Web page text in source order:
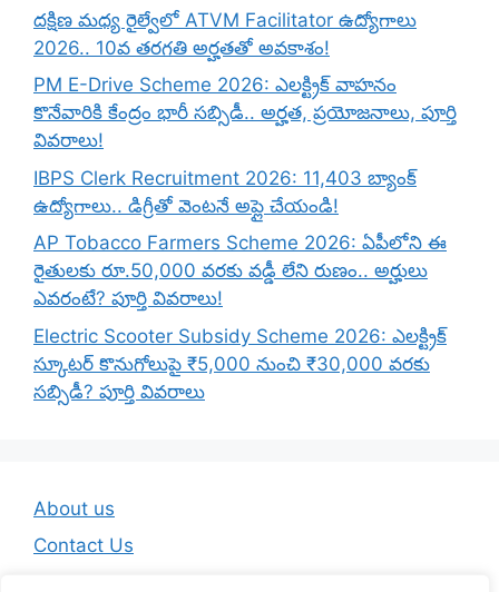
దక్షిణ మధ్య రైల్వేలో ATVM Facilitator ఉద్యోగాలు
2026.. 10వ తరగతి అర్హతతో అవకాశం!
PM E-Drive Scheme 2026: ఎలక్ట్రిక్ వాహనం
కొనేవారికి కేంద్రం భారీ సబ్సిడీ.. అర్హత, ప్రయోజనాలు, పూర్తి
వివరాలు!
IBPS Clerk Recruitment 2026: 11,403 బ్యాంక్
ఉద్యోగాలు.. డిగ్రీతో వెంటనే అప్లై చేయండి!
AP Tobacco Farmers Scheme 2026: ఏపీలోని ఈ
రైతులకు రూ.50,000 వరకు వడ్డీ లేని రుణం.. అర్హులు
ఎవరంటే? పూర్తి వివరాలు!
Electric Scooter Subsidy Scheme 2026: ఎలక్ట్రిక్
స్కూటర్ కొనుగోలుపై ₹5,000 నుంచి ₹30,000 వరకు
సబ్సిడీ? పూర్తి వివరాలు
About us
Contact Us